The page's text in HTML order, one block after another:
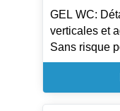
GEL WC:
verticales et
Sans risque
MODE
Soulever le